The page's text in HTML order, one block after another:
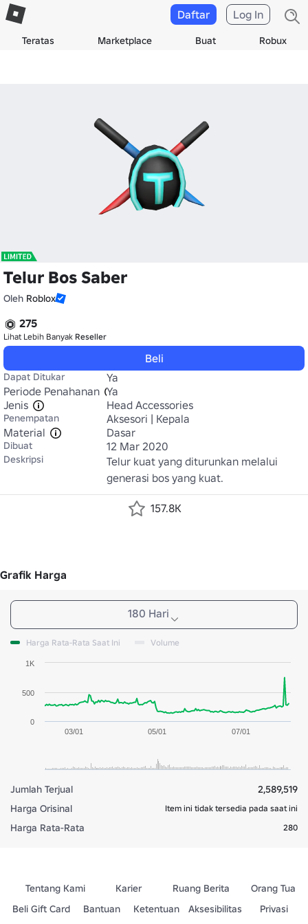
Teratas Marketplace Buat Robux
Daftar Log In
Telur Bos Saber
Oleh Roblox
275
Lihat Lebih Banyak Reseller
Beli
Dapat Ditukar
Ya
Periode Penahanan Ya
Jenis
Head Accessories
Penempatan
Aksesori | Kepala
Material
Dasar
Dibuat 12 Mar 2020
Deskripsi
Telur kuat yang diturunkan melalui
generasi bos yang kuat.
157.8K
Grafik Harga
180 Hari
Harga Rata-Rata Saat Ini Volume
03/01 05/01 07/01
0
500
1K
Jumlah Terjual
2,589,519
Harga Orisinal
Item ini tidak tersedia pada saat ini
Harga Rata-Rata 280
Tentang Kami Karier Ruang Berita
Orang Tua
Beli Gift Card
Bantuan Ketentuan Aksesibilitas
Privasi